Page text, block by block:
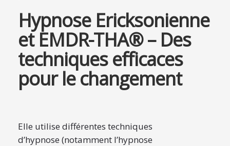
Hypnose Ericksonienne
et EMDR-THA® – Des
techniques efficaces
pour le changement
Elle utilise différentes techniques
d’hypnose (notamment l’hypnose